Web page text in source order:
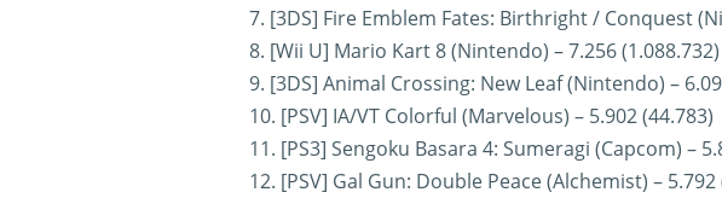
7. [3DS] Fire Emblem Fates: Birthright / Conquest
8. [Wii U] Mario Kart 8 (Nintendo) – 7.256 (1.088.732)
9. [3DS] Animal Crossing: New Leaf (Nintendo) –
10. [PSV] IA/VT Colorful (Marvelous) – 5.902 (44.783)
11. [PS3] Sengoku Basara 4: Sumeragi (Capcom) –
12. [PSV] Gal Gun: Double Peace (Alchemist) –